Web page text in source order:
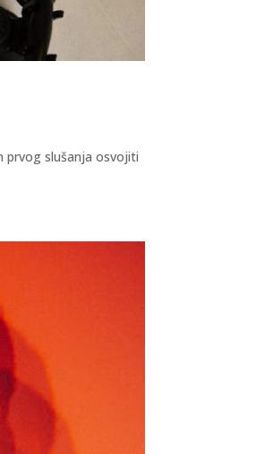
prvog slušanja osvojiti